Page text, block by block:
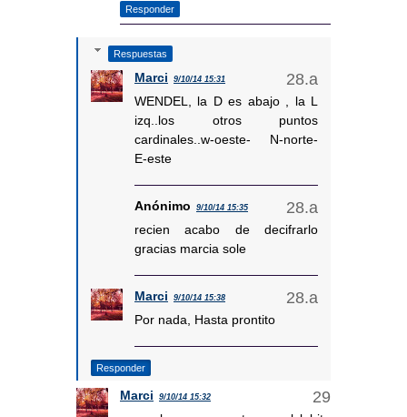
Responder
Respuestas
Marci 9/10/14 15:31
WENDEL, la D es abajo , la L
izq..los otros puntos
cardinales..w-oeste- N-norte-
E-este
Anónimo 9/10/14 15:35
recien acabo de decifrarlo
gracias marcia sole
Marci 9/10/14 15:38
Por nada, Hasta prontito
Responder
Marci 9/10/14 15:32